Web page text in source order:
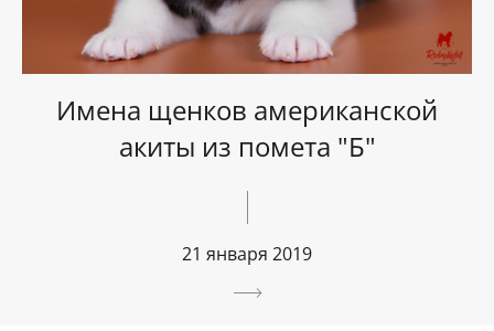
Имена щенков американской
акиты из помета "Б"
21 января 2019